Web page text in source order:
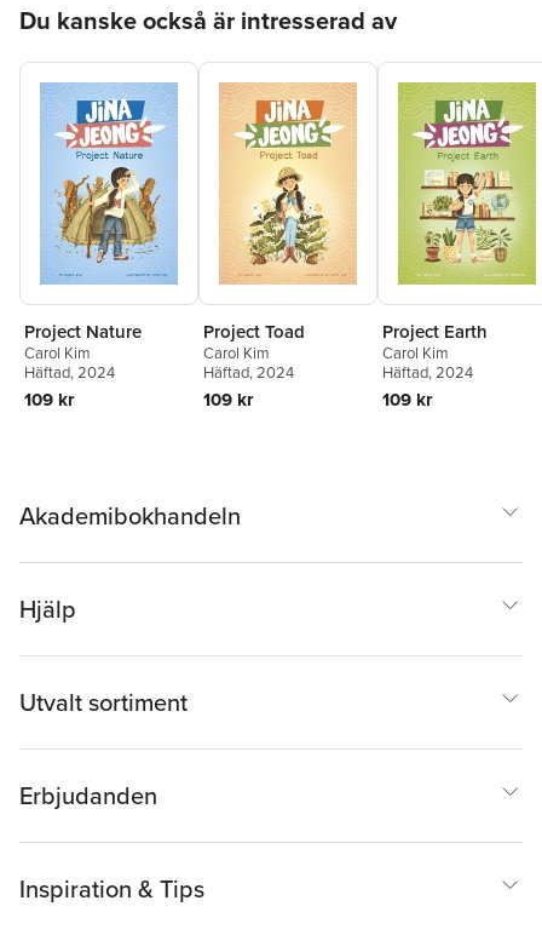
Du kanske också är intresserad av
Project Nature
Carol Kim
Häftad, 2024
109 kr
Project Toad
Carol Kim
Häftad, 2024
109 kr
Project Earth
Carol Kim
Häftad, 2024
109 kr
Akademibokhandeln
Hjälp
Utvalt sortiment
Erbjudanden
Inspiration & Tips